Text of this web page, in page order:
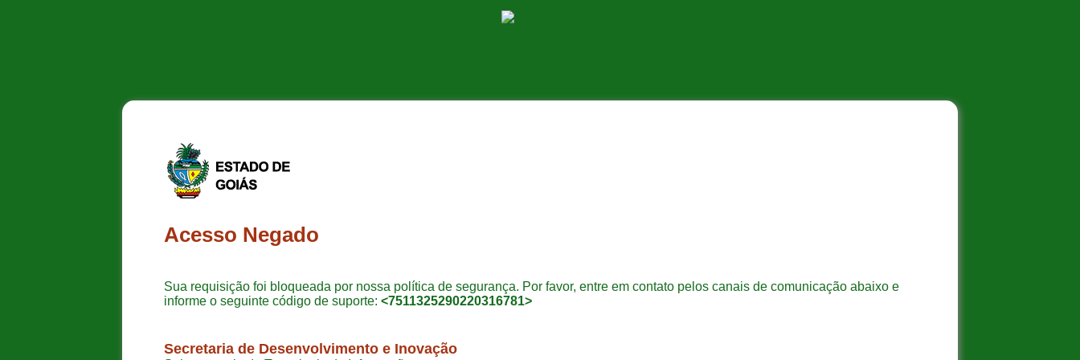
Acesso Negado
Sua requisição foi bloqueada por nossa política de segurança. Por favor, entre em contato pelos canais de comunicação abaixo e
informe o seguinte código de suporte:<7511325290220316781>
Secretaria de Desenvolvimento e Inovação